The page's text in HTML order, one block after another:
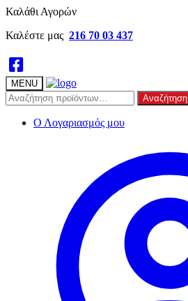
Skip
navigation
Skip
content
Καλάθι Αγορών
Καλέστε μας 216 70 03 437
MENU
Αναζήτηση
για:
Αναζήτηση
Ο Λογαριασμός μου